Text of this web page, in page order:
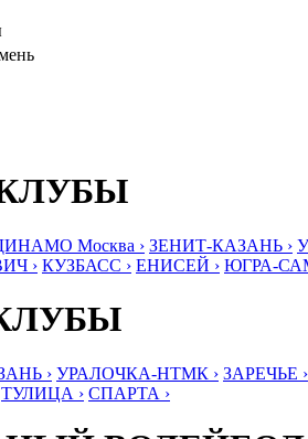
Москва › ЗЕНИТ-КАЗАНЬ ›
› КУЗБАСС › ЕНИСЕЙ › ЮГРА-
› УРАЛОЧКА-НТМК › ЗАРЕЧЬЕ ›
ТУЛИЦА › СПАРТА ›